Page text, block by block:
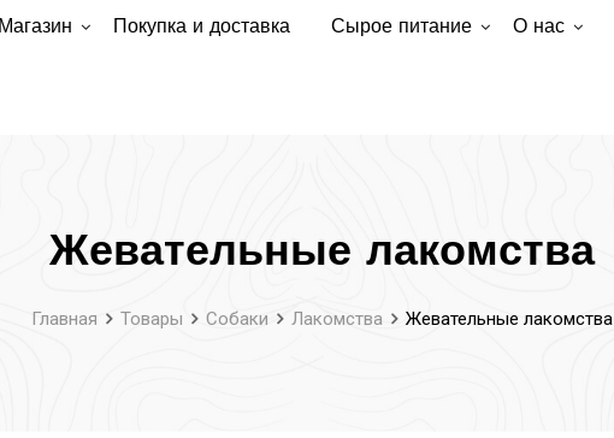
Магазин Покупка и доставка Сырое питание О нас
Жевательные лакомства
Главная Товары Собаки Лакомства Жевательные лакомства